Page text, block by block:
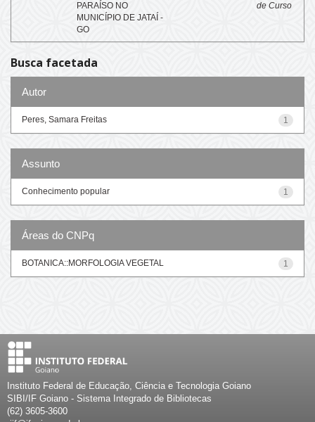
PARAÍSO NO
MUNICÍPIO DE JATAÍ -
GO
de Curso
Busca facetada
Autor
1
Peres, Samara Freitas
Assunto
1
Conhecimento popular
Áreas do CNPq
1
BOTANICA::MORFOLOGIA VEGETAL
Instituto Federal de Educação, Ciência e Tecnologia Goiano
SIBI/IF Goiano - Sistema Integrado de Bibliotecas
(62) 3605-3600